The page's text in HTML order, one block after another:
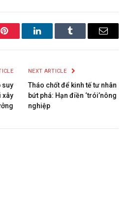
Pinterest LinkedInTumblr Email
suy
xây
NEXT ARTICLE
Tháo chốt để kinh tế tư nhân
bứt phá: Hạn điền ‘trói’nông
nghiệp